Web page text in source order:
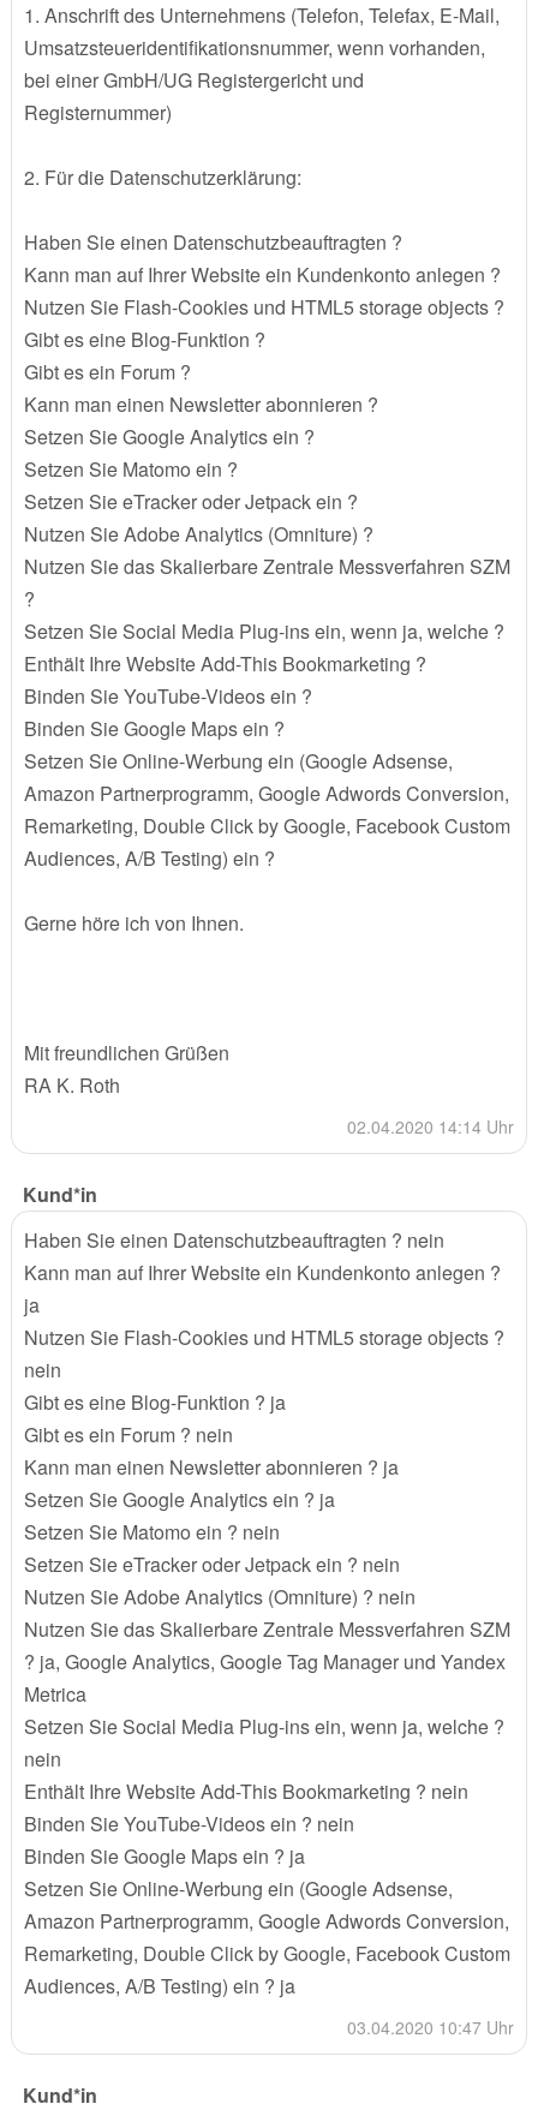
1. Anschrift des Unternehmens (Telefon, Telefax, E-Mail,
Umsatzsteueridentifikationsnummer, wenn vorhanden,
bei einer GmbH/UG Registergericht und
Registernummer)
2. Für die Datenschutzerklärung:
Haben Sie einen Datenschutzbeauftragten ?
Kann man auf Ihrer Website ein Kundenkonto anlegen ?
Nutzen Sie Flash-Cookies und HTML5 storage objects ?
Gibt es eine Blog-Funktion ?
Gibt es ein Forum ?
Kann man einen Newsletter abonnieren ?
Setzen Sie Google Analytics ein ?
Setzen Sie Matomo ein ?
Setzen Sie eTracker oder Jetpack ein ?
Nutzen Sie Adobe Analytics (Omniture) ?
Nutzen Sie das Skalierbare Zentrale Messverfahren SZM
?
Setzen Sie Social Media Plug-ins ein, wenn ja, welche ?
Enthält Ihre Website Add-This Bookmarketing ?
Binden Sie YouTube-Videos ein ?
Binden Sie Google Maps ein ?
Setzen Sie Online-Werbung ein (Google Adsense,
Amazon Partnerprogramm, Google Adwords Conversion,
Remarketing, Double Click by Google, Facebook Custom
Audiences, A/B Testing) ein ?
Gerne höre ich von Ihnen.
Mit freundlichen Grüßen
RA K. Roth
02.04.2020 14:14 Uhr
Kund*in
Haben Sie einen Datenschutzbeauftragten ? nein
Kann man auf Ihrer Website ein Kundenkonto anlegen ?
ja
Nutzen Sie Flash-Cookies und HTML5 storage objects ?
nein
Gibt es eine Blog-Funktion ? ja
Gibt es ein Forum ? nein
Kann man einen Newsletter abonnieren ? ja
Setzen Sie Google Analytics ein ? ja
Setzen Sie Matomo ein ? nein
Setzen Sie eTracker oder Jetpack ein ? nein
Nutzen Sie Adobe Analytics (Omniture) ? nein
Nutzen Sie das Skalierbare Zentrale Messverfahren SZM
? ja, Google Analytics, Google Tag Manager und Yandex
Metrica
Setzen Sie Social Media Plug-ins ein, wenn ja, welche ?
nein
Enthält Ihre Website Add-This Bookmarketing ? nein
Binden Sie YouTube-Videos ein ? nein
Binden Sie Google Maps ein ? ja
Setzen Sie Online-Werbung ein (Google Adsense,
Amazon Partnerprogramm, Google Adwords Conversion,
Remarketing, Double Click by Google, Facebook Custom
Audiences, A/B Testing) ein ? ja
03.04.2020 10:47 Uhr
Kund*in